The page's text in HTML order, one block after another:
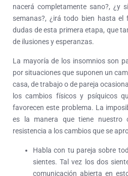
nacerá completamente sano?, ¿y
semanas?, ¿irá todo bien hasta
dudas de esta primera etapa, que
de ilusiones y esperanzas.
La mayoría de los insomnios son
por situaciones que suponen un
casa, de trabajo o de pareja
los cambios físicos y psíquicos
favorecen este problema. La
es la manera que tiene nuestro
resistencia a los cambios que se
Habla con tu pareja sobre
sientes. Tal vez los dos
comunicación abierta en